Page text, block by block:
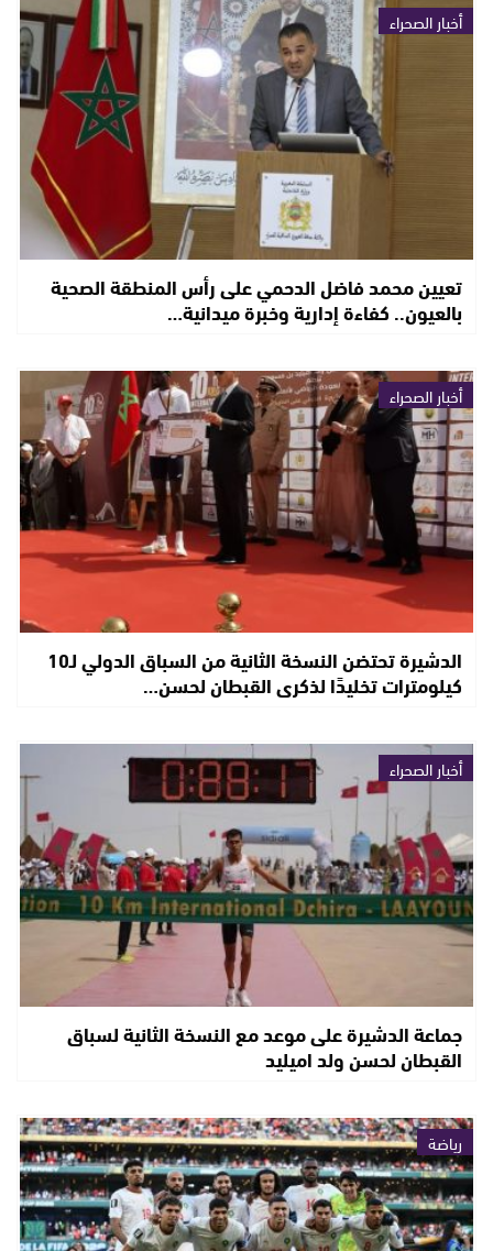
أخبار الصحراء
تعيين محمد فاضل الدحمي على رأس المنطقة الصحية
بالعيون.. كفاءة إدارية وخبرة ميدانية…
أخبار الصحراء
الدشيرة تحتضن النسخة الثانية من السباق الدولي لـ10
كيلومترات تخليدًا لذكرى القبطان لحسن…
أخبار الصحراء
جماعة الدشيرة على موعد مع النسخة الثانية لسباق
القبطان لحسن ولد اميليد
رياضة